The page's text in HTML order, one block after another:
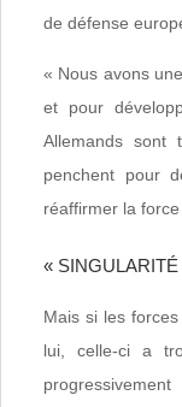
de défense
« Nous avons
et pour
Allemands sont
penchent pour
réaffirmer la force
«
Mais si les
lui, celle-ci a